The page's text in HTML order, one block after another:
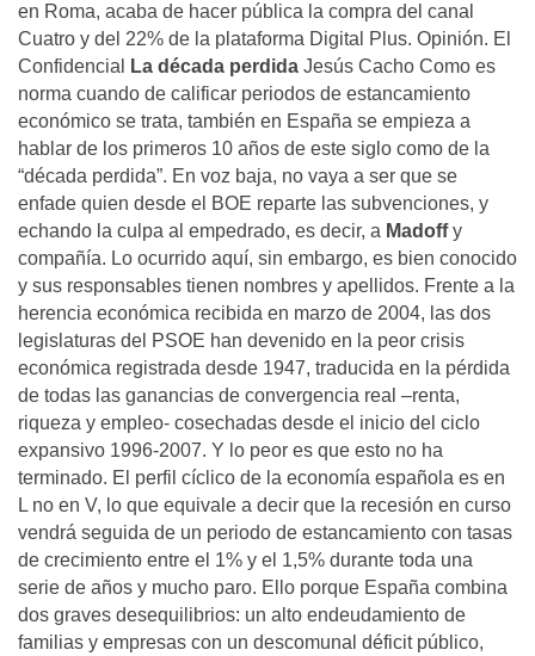
en Roma, acaba de hacer pública la compra del canal
Cuatro y del 22% de la plataforma Digital Plus. Opinión. El
Confidencial
La década perdida Jesús Cacho Como es
norma cuando de calificar periodos de estancamiento
económico se trata, también en España se empieza a
hablar de los primeros 10 años de este siglo como de la
“década perdida”. En voz baja, no vaya a ser que se
enfade quien desde el BOE reparte las subvenciones, y
echando la culpa al empedrado, es decir, a Madoffy
compañía. Lo ocurrido aquí, sin embargo, es bien conocido
y sus responsables tienen nombres y apellidos. Frente a la
herencia económica recibida en marzo de 2004, las dos
legislaturas del PSOE han devenido en la peor crisis
económica registrada desde 1947, traducida en la pérdida
de todas las ganancias de convergencia real –renta,
riqueza y empleo- cosechadas desde el inicio del ciclo
expansivo 1996-2007. Y lo peor es que esto no ha
terminado. El perfil cíclico de la economía española es en
L no en V, lo que equivale a decir que la recesión en curso
vendrá seguida de un periodo de estancamiento con tasas
de crecimiento entre el 1% y el 1,5% durante toda una
serie de años y mucho paro. Ello porque España combina
dos graves desequilibrios: un alto endeudamiento de
familias y empresas con un descomunal déficit público,